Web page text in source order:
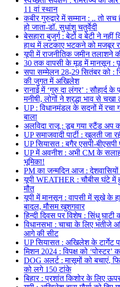
11 वां स्थान
कबीर गुरुद्वारे में सम्मान : .. तो
हो जाता-डॉ. सुधांशु चतुर्वेदी
बेसहारा बुजुर्ग : बेटों व बेटी ने
हाथ में लटकाए भटकने को मजबूर
यूपी में राजनीतिक जमीन तलाशने
30 तक वापसी के मूड में मानसून :
सपा सम्मेलन 28-29 सितंबर को
की जुगत में अखिलेश
रानाई में ‘गुरु दा लंगर’ : सौहार्द
मनीषी, लोगों ने श्रद्धा भाव से चखा
UP : विधानमंडल के सदनों में रचा
बाला
अलविदा राजू : डूब गया स्टैंड अप
UP समाजवादी पार्टी : खुलती जा
UP सियासत : बगैर एसपी-बीएसपी
UP में अवनीश : अभी CM के
भूमिका!
PM का जन्मदिन आज : देशवासियों
यूपी WEATHER : चौबीस घंटे में
मौत
यूपी में मानसून : वापसी में सूखे के
बादल, मौसम खुशगवार
हिन्दी दिवस पर विशेष : सिंधु
विधानसभा : चाचा के लिए भतीजे
आगे की सीट
UP सियासत : अखिलेश के टार्गेट
मिशन 2024 : विपक्ष को ‘पोस्टर’
DOG अलर्ट : मासूमों को बचाएं,
को लगे 150 टांके
बिहार : प्रशांत किशोर के लिए